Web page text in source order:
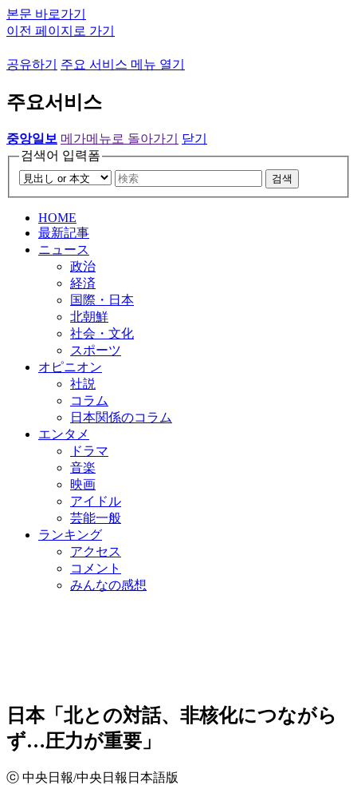
본문 바로가기
이전 페이지로 가기
공유하기 주요 서비스 메뉴 열기
주요서비스
중앙일보 메가메뉴로 돌아가기
닫기
검색어 입력폼
검색
HOME
最新記事
ニュース
政治
経済
国際・日本
北朝鮮
社会・文化
スポーツ
オピニオン
社説
コラム
日本関係のコラム
エンタメ
ドラマ
音楽
映画
アイドル
芸能一般
ランキング
アクセス
コメント
みんなの感想
日本「北との対話、非核化につながら
ず…圧力が重要」
ⓒ 中央日報/中央日報日本語版